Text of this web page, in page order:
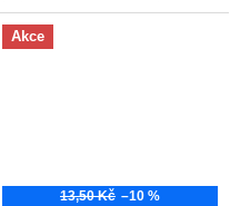
mm
Akce
13,50 Kč –10 %